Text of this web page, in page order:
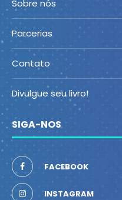
Sobre nós
Parcerias
Contato
Divulgue seu livro!
SIGA-NOS
FACEBOOK
INSTAGRAM